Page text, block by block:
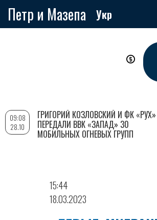
Петр и Мазепа Укр
15:44
18.03.2023
09:08
28.10
ГРИГОРИЙ КОЗЛОВСКИЙ И ФК «РУХ»
ПЕРЕДАЛИ ВВК «ЗАПАД» 30
МОБИЛЬНЫХ ОГНЕВЫХ ГРУПП